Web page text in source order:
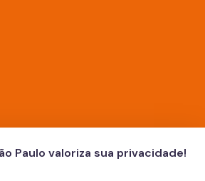
Paulo valoriza sua privacidade!